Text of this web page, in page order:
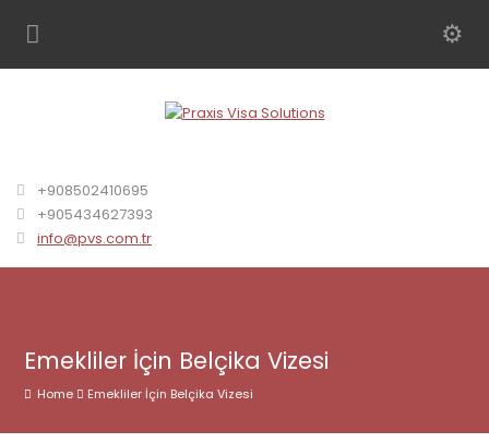
+908502410695
+905434627393
info@pvs.com.tr
Emekliler İçin Belçika Vizesi
Home Emekliler İçin Belçika Vizesi